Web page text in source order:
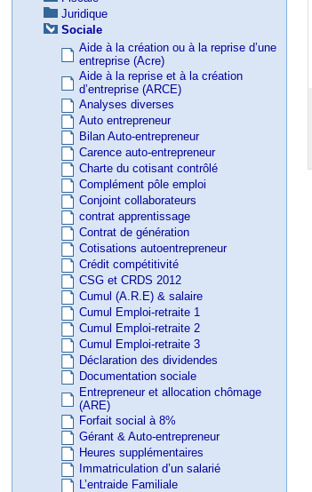
Juridique
Sociale
Aide à la création ou à la reprise d’une
entreprise (Acre)
Aide à la reprise et à la création
d’entreprise (ARCE)
Analyses diverses
Auto entrepreneur
Bilan Auto-entrepreneur
Carence auto-entrepreneur
Charte du cotisant contrôlé
Complément pôle emploi
Conjoint collaborateurs
contrat apprentissage
Contrat de génération
Cotisations autoentrepreneur
Crédit compétitivité
CSG et CRDS 2012
Cumul (A.R.E) & salaire
Cumul Emploi-retraite 1
Cumul Emploi-retraite 2
Cumul Emploi-retraite 3
Déclaration des dividendes
Documentation sociale
Entrepreneur et allocation chômage
(ARE)
Forfait social à 8%
Gérant & Auto-entrepreneur
Heures supplémentaires
Immatriculation d’un salarié
L’entraide Familiale